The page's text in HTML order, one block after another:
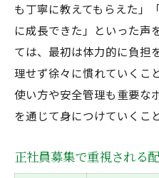
も丁寧に教えてもらえた」
に成長できた」といった声
ては、最初は体力的に負担
理せず徐々に慣れていくこ
使い方や安全管理も重要な
を通じて身につけていくこ
正社員募集で重視される